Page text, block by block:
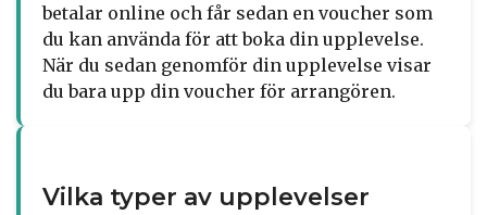
betalar online och får sedan en voucher som
du kan använda för att boka din upplevelse.
När du sedan genomför din upplevelse visar
du bara upp din voucher för arrangören.
Vilka typer av upplevelser